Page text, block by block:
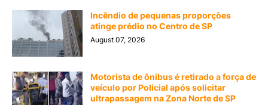
Incêndio de pequenas proporções
atinge prédio no Centro de SP
August 07, 2026
Motorista de ônibus é retirado a força de
veículo por Policial após solicitar
ultrapassagem na Zona Norte de SP